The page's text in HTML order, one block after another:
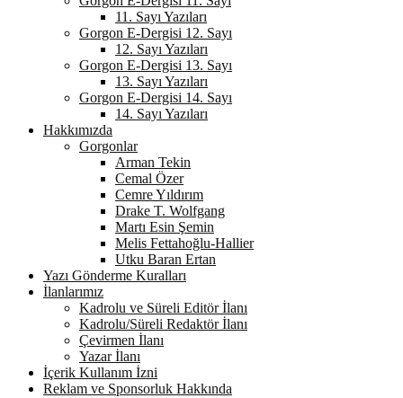
11. Sayı Yazıları
Gorgon E-Dergisi 12. Sayı
12. Sayı Yazıları
Gorgon E-Dergisi 13. Sayı
13. Sayı Yazıları
Gorgon E-Dergisi 14. Sayı
14. Sayı Yazıları
Hakkımızda
Gorgonlar
Arman Tekin
Cemal Özer
Cemre Yıldırım
Drake T. Wolfgang
Martı Esin Şemin
Melis Fettahoğlu-Hallier
Utku Baran Ertan
Yazı Gönderme Kuralları
İlanlarımız
Kadrolu ve Süreli Editör İlanı
Kadrolu/Süreli Redaktör İlanı
Çevirmen İlanı
Yazar İlanı
İçerik Kullanım İzni
Reklam ve Sponsorluk Hakkında